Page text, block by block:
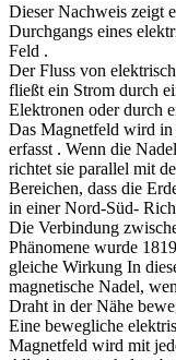
Dieser Nachweis zeigt
Durchgangs eines
Feld .
Der Fluss von
fließt ein Strom durch
Elektronen oder durch
Das Magnetfeld wird in
erfasst . Wenn die
richtet sie parallel mit
Bereichen, dass die
in einer Nord-Süd-
Die Verbindung
Phänomene wurde
gleiche Wirkung In
magnetische Nadel,
Draht in der Nähe
Eine bewegliche
Magnetfeld wird mit